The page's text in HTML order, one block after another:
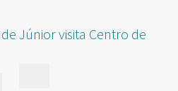
Júnior visita Centro de